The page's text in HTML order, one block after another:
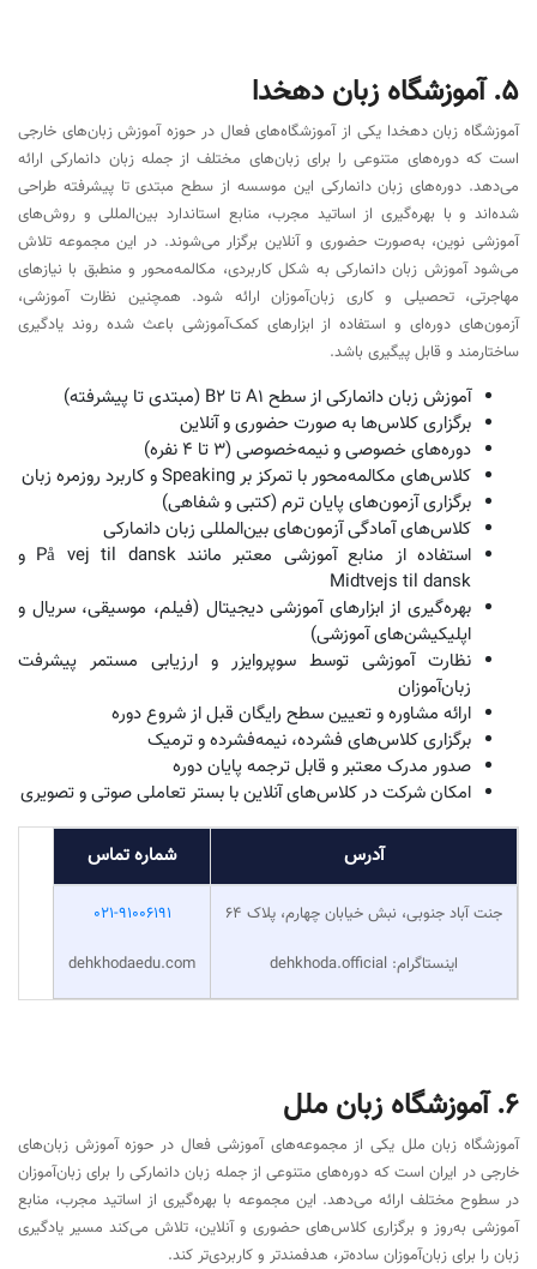
تعویض استاد در صورت عدم رضایت زبان‌آموز
برگزاری دوره‌های اختصاصی برای پزشکان، مهندسان، مدیران و
کارکنان سازمان‌ها
امکان عقد قرارداد آموزشی با شرکت‌ها و سازمان‌ها
آدرس شماره تماس
خیابان ولیعصر، نبش خیابان فاطمی، روبروی مترو جهاد،
ساختمان شماره یک، طبقه ۶، واحد ۶۹
اینستاگرام: sdlanguage.ir
021-
88338286
آموزشگاه زبان دهخدا یکی از آموزشگاه‌های فعال در حوزه آموزش زبان‌های خارجی
است که دوره‌های متنوعی را برای زبان‌های مختلف از جمله زبان دانمارکی ارائه
می‌دهد. دوره‌های زبان دانمارکی این موسسه از سطح مبتدی تا پیشرفته طراحی
شده‌اند و با بهره‌گیری از اساتید مجرب، منابع استاندارد بین‌المللی و روش‌های
آموزشی نوین، به‌صورت حضوری و آنلاین برگزار می‌شوند. در این مجموعه تلاش
می‌شود آموزش زبان دانمارکی به شکل کاربردی، مکالمه‌محور و منطبق با نیازهای
مهاجرتی، تحصیلی و کاری زبان‌آموزان ارائه شود. همچنین نظارت آموزشی،
آزمون‌های دوره‌ای و استفاده از ابزارهای کمک‌آموزشی باعث شده روند یادگیری
برگزاری آزمون‌های پایان ترم (کتبی و شفاهی)
کلاس‌های آمادگی آزمون‌های بین‌المللی زبان دانمارکی
استفاده از منابع آموزشی معتبر مانند På vej til dansk و
Midtvejs til dansk
بهره‌گیری از ابزارهای آموزشی دیجیتال (فیلم، موسیقی، سریال و
اپلیکیشن‌های آموزشی)
نظارت آموزشی توسط سوپروایزر و ارزیابی مستمر پیشرفت